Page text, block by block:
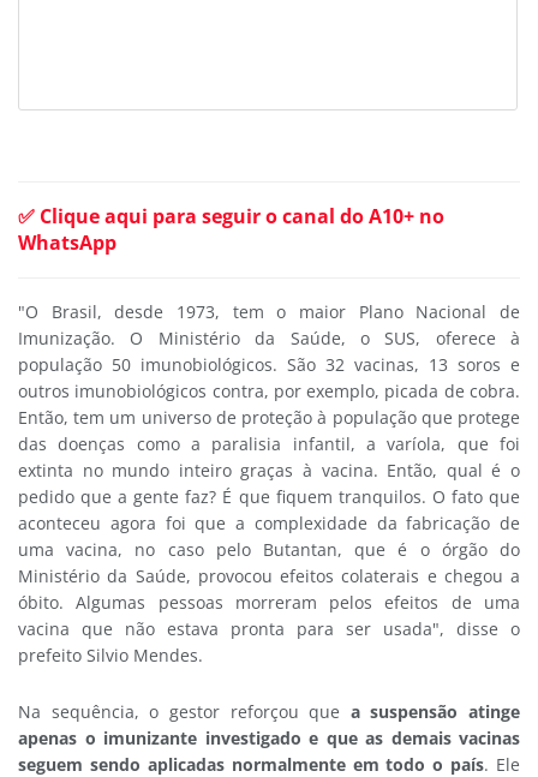
✅ Clique aqui para seguir o canal do A10+ no
WhatsApp
"O Brasil, desde 1973, tem o maior Plano Nacional de
Imunização. O Ministério da Saúde, o SUS, oferece à
população 50 imunobiológicos. São 32 vacinas, 13 soros e
outros imunobiológicos contra, por exemplo, picada de cobra.
Então, tem um universo de proteção à população que protege
das doenças como a paralisia infantil, a varíola, que foi
extinta no mundo inteiro graças à vacina. Então, qual é o
pedido que a gente faz? É que fiquem tranquilos. O fato que
aconteceu agora foi que a complexidade da fabricação de
uma vacina, no caso pelo Butantan, que é o órgão do
Ministério da Saúde, provocou efeitos colaterais e chegou a
óbito. Algumas pessoas morreram pelos efeitos de uma
vacina que não estava pronta para ser usada", disse o
prefeito Silvio Mendes.
Na sequência, o gestor reforçou que a suspensão atinge
apenas o imunizante investigado e que as demais vacinas
seguem sendo aplicadas normalmente em todo o país. Ele